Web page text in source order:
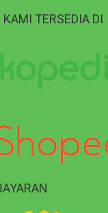
TERSEDIA DI